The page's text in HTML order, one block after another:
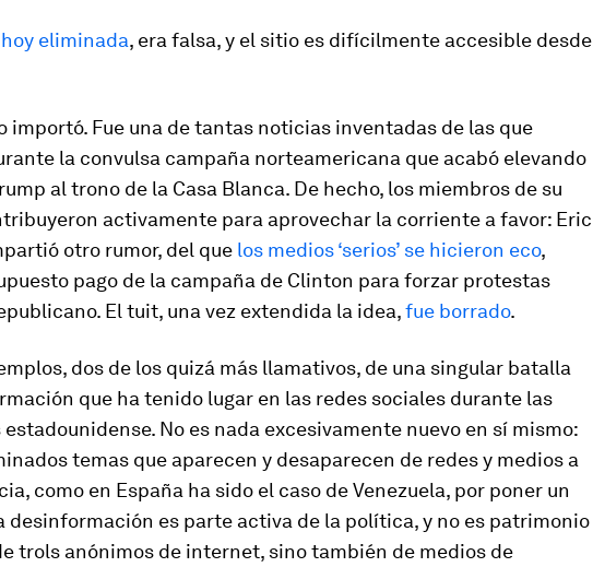
hoy eliminada, era falsa, y el sitio es difícilmente accesible desde
importó. Fue una de tantas noticias inventadas de las que
la convulsa campaña norteamericana que acabó elevando
al trono de la Casa Blanca. De hecho, los miembros de su
activamente para aprovechar la corriente a favor: Eric
otro rumor, del que los medios ‘serios’ se hicieron eco,
pago de la campaña de Clinton para forzar protestas
El tuit, una vez extendida la idea,fue borrado.
dos de los quizá más llamativos, de una singular batalla
que ha tenido lugar en las redes sociales durante las
No es nada excesivamente nuevo en sí mismo:
temas que aparecen y desaparecen de redes y medios a
como en España ha sido el caso de Venezuela, por poner un
desinformación es parte activa de la política, y no es patrimonio
trols anónimos de internet, sino también de medios de